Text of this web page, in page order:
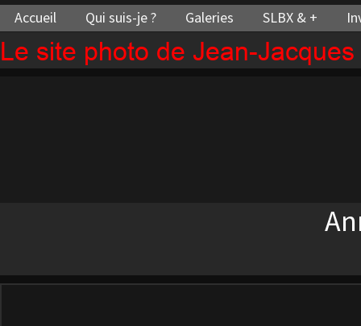
Le site photo de Jean-
Accueil Qui suis-je ? Galeries SLBX & +